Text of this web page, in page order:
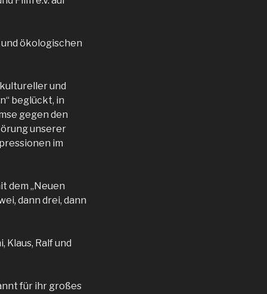
ökologischen
und
beglückt, in
gegen den
unserer
im
dem „Neuen
dann drei, dann
Klaus, Ralf und
für ihr großes